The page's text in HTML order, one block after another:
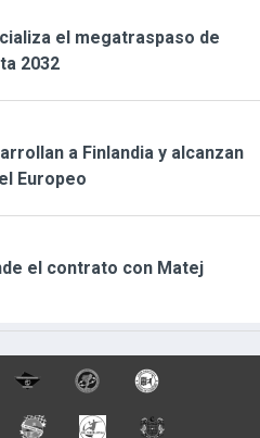
el megatraspaso de
2032
a Finlandia y alcanzan
Europeo
el contrato con Matej